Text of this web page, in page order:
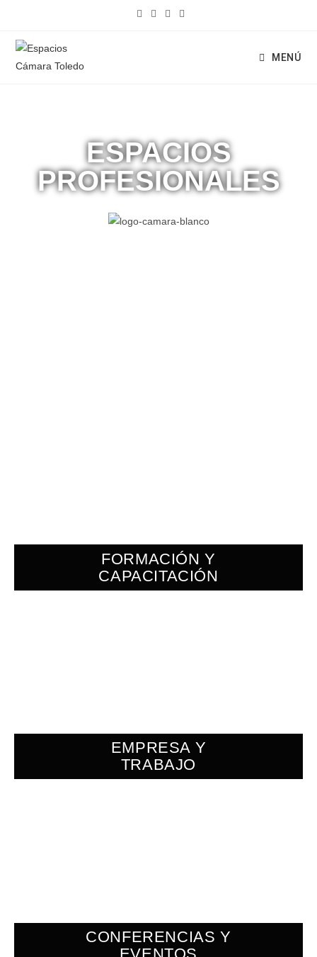
MENÚ
ESPACIOS
PROFESIONALES
FORMACIÓN Y
CAPACITACIÓN
EMPRESA Y
TRABAJO
CONFERENCIAS Y